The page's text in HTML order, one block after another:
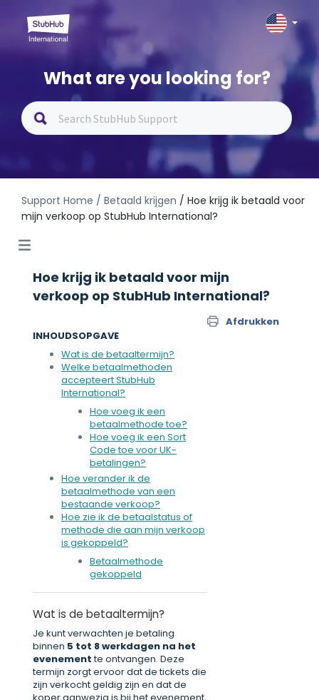
What are you looking for?
Support Home / Betaald krijgen / Hoe krijg ik betaald voor
mijn verkoop op StubHub International?
Hoe krijg ik betaald voor mijn
verkoop op StubHub International?
Afdrukken
INHOUDSOPGAVE
Wat is de betaaltermijn?
Welke betaalmethoden
accepteert StubHub
International?
Hoe voeg ik een
betaalmethode toe?
Hoe voeg ik een Sort
Code toe voor UK-
betalingen?
Hoe verander ik de
betaalmethode van een
bestaande verkoop?
Hoe zie ik de betaalstatus of
methode die aan mijn verkoop
is gekoppeld?
Betaalmethode
gekoppeld
Wat is de betaaltermijn?
Je kunt verwachten je betaling
binnen 5 tot 8 werkdagen na het
evenementte ontvangen. Deze
termijn zorgt ervoor dat de tickets die
zijn verkocht geldig zijn en dat de